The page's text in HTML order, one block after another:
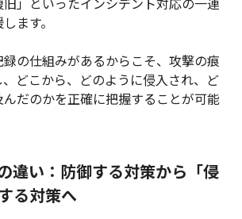
ます。
の仕組みがあるからこそ、攻撃の痕
どこから、どのように侵入され、ど
だのかを正確に把握することが可能
違い：防御する対策から「侵
る対策へ